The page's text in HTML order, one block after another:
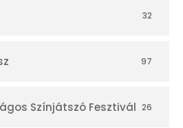
32
97
Színjátszó Fesztivál 26